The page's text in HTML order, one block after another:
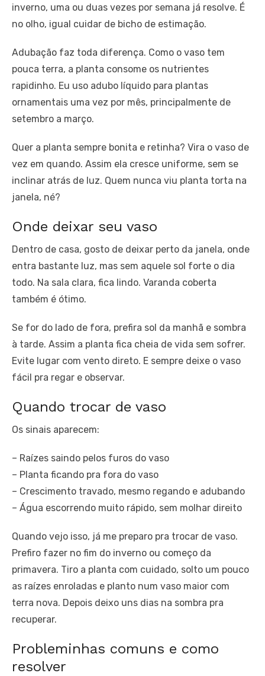
inverno, uma ou duas vezes por semana já resolve. É
no olho, igual cuidar de bicho de estimação.
Adubação faz toda diferença. Como o vaso tem
pouca terra, a planta consome os nutrientes
rapidinho. Eu uso adubo líquido para plantas
ornamentais uma vez por mês, principalmente de
setembro a março.
Quer a planta sempre bonita e retinha? Vira o vaso de
vez em quando. Assim ela cresce uniforme, sem se
inclinar atrás de luz. Quem nunca viu planta torta na
janela, né?
Onde deixar seu vaso
Dentro de casa, gosto de deixar perto da janela, onde
entra bastante luz, mas sem aquele sol forte o dia
todo. Na sala clara, fica lindo. Varanda coberta
também é ótimo.
Se for do lado de fora, prefira sol da manhã e sombra
à tarde. Assim a planta fica cheia de vida sem sofrer.
Evite lugar com vento direto. E sempre deixe o vaso
fácil pra regar e observar.
Quando trocar de vaso
Os sinais aparecem:
– Raízes saindo pelos furos do vaso
– Planta ficando pra fora do vaso
– Crescimento travado, mesmo regando e adubando
– Água escorrendo muito rápido, sem molhar direito
Quando vejo isso, já me preparo pra trocar de vaso.
Prefiro fazer no fim do inverno ou começo da
primavera. Tiro a planta com cuidado, solto um pouco
as raízes enroladas e planto num vaso maior com
terra nova. Depois deixo uns dias na sombra pra
recuperar.
Probleminhas comuns e como
resolver